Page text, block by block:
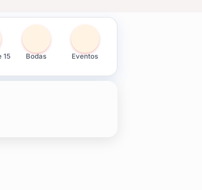
15 Bodas Eventos
en Rocha
de asistencia.
que elijas la que mejor se adapte a tu fiesta.